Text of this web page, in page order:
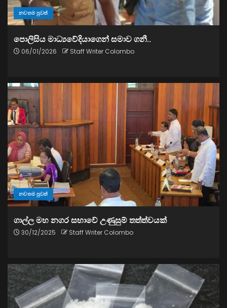
නවතම පුවත්
පොලිසිය මාධ්‍යවේදියාගෙන් සමාව ගනී..
06/01/2026 Staff Writer Colombo
නවතම පුවත්
ගාල්ල මහ නගර සභාවේ උණුසුම් තත්ත්වයක්
30/12/2025 Staff Writer Colombo